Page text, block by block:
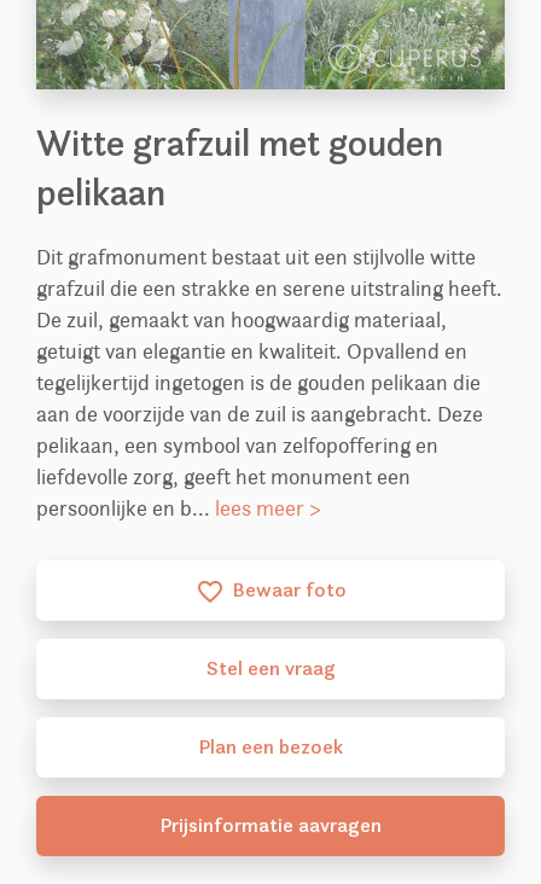
Witte grafzuil met gouden
pelikaan
Dit grafmonument bestaat uit een stijlvolle witte
grafzuil die een strakke en serene uitstraling heeft.
De zuil, gemaakt van hoogwaardig materiaal,
getuigt van elegantie en kwaliteit. Opvallend en
tegelijkertijd ingetogen is de gouden pelikaan die
aan de voorzijde van de zuil is aangebracht. Deze
pelikaan, een symbool van zelfopoffering en
liefdevolle zorg, geeft het monument een
persoonlijke en b... lees meer >
favorite_border Bewaar foto
Stel een vraag
Plan een bezoek
Prijsinformatie aavragen